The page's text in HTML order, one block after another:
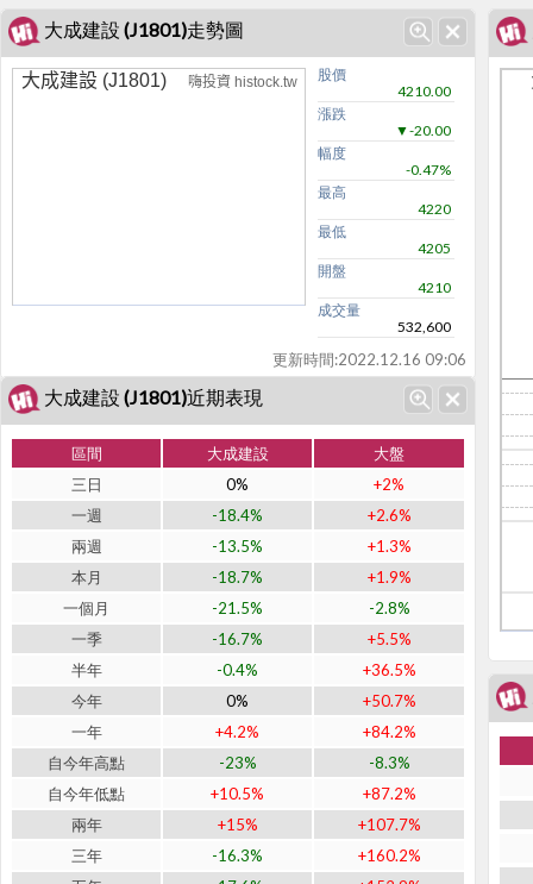
大成建設 (J1801)走勢圖
大成建設 (J1801) 嗨投資 histock.tw
股價
4210.00
漲跌
▼-20.00
幅度
-0.47%
最高
4220
最低
4205
開盤
4210
成交量
532,600
更新時間:2022.12.16 09:06
大成建設 (J1801)近期表現
區間 大成建設
大盤
三日
0%
+2%
一週
-18.4%
+2.6%
兩週
-13.5%
+1.3%
本月
-18.7%
+1.9%
一個月
-21.5%
-2.8%
一季
-16.7%
+5.5%
半年
-0.4%
+36.5%
今年
0%
+50.7%
一年
+4.2%
+84.2%
自今年高點
-23%
-8.3%
自今年低點
+10.5%
+87.2%
兩年
+15%
+107.7%
三年
-16.3%
+160.2%